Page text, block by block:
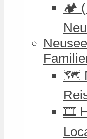
🏕️
🗺️
🎞️